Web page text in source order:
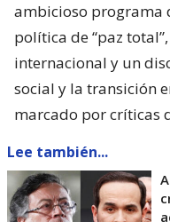
ambicioso programa
política de “paz
internacional y un
social y la transición
marcado por críticas
Lee también...